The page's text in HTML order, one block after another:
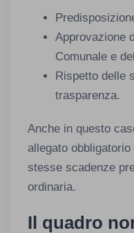
Approvazione
Comunale e
Rispetto delle
trasparenza.
Anche in questo
allegato obbligatorio
stesse scadenze
ordinaria.
Il quadro